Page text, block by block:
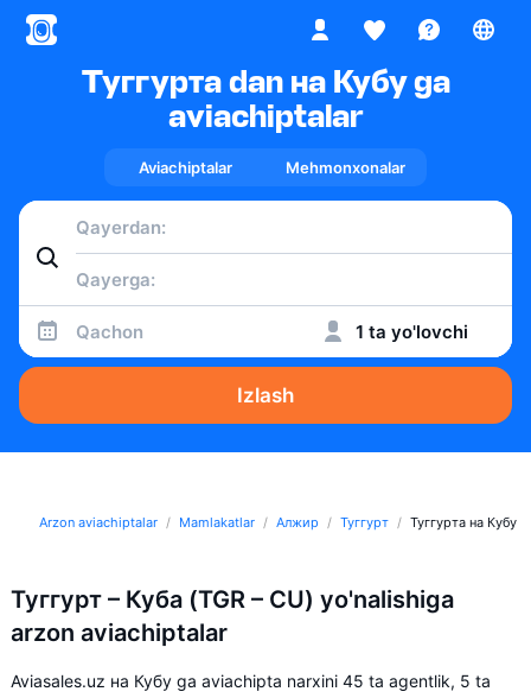
Туггурта dan на Кубу ga
aviachiptalar
Aviachiptalar Mehmonxonalar
Qachon 1 ta yo'lovchi
Izlash
Arzon aviachiptalar Mamlakatlar Алжир Туггурт Туггурта на Кубу
Туггурт – Куба (TGR – CU) yo'nalishiga
arzon aviachiptalar
Aviasales.uz на Кубу ga aviachipta narxini 45 ta agentlik, 5 ta